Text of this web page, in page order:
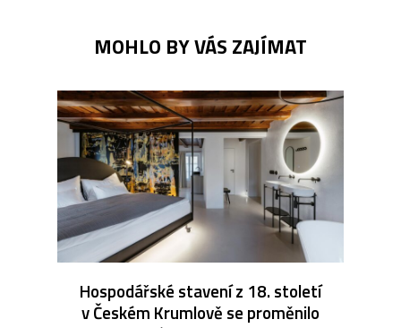
MOHLO BY VÁS ZAJÍMAT
Hospodářské stavení z 18. století
v Českém Krumlově se proměnilo